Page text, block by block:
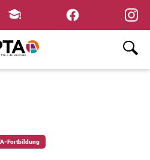
Fortbildungen
Home
Fortbildung
×